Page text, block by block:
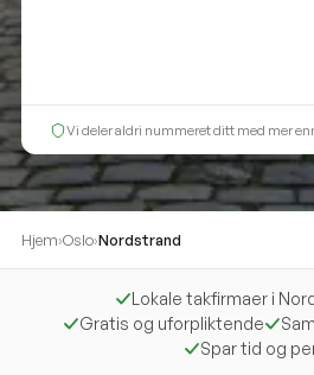
Vi deler aldri nummeret ditt med mer
Hjem›Oslo›Nordstrand
Lokale takfirmaer i
Gratis og uforpliktende
Spar tid og